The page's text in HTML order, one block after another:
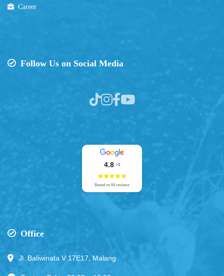
Career
Follow Us on Social Media
4.8 / 5
Based on 64 reviews
Office
Jl. Baliwinata V 17E17, Malang